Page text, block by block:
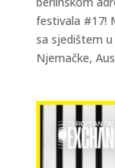
festivala #17!
sa sjedištem u
Njemačke,